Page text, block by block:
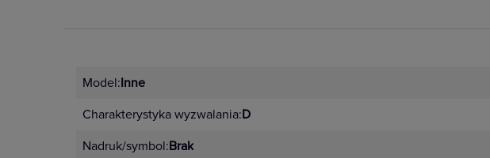
Model:Inne
Charakterystyka wyzwalania:D
Nadruk/symbol:Brak